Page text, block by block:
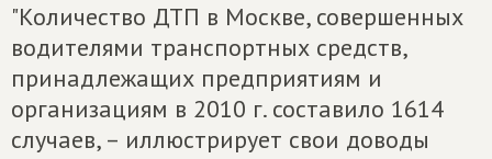
"Количество ДТП в Москве, совершенных
водителями транспортных средств,
принадлежащих предприятиям и
организациям в 2010 г. составило 1614
случаев, – иллюстрирует свои доводы